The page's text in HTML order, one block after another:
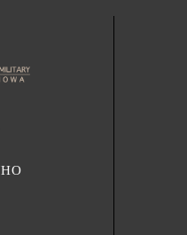
后服务中心（需提前预约）
后服务中心（需提前预约）
后服务中心（需提前预约）
街交叉口萧邦售后服务中
一南路交叉口萧邦售后服务
大道交叉口萧邦售后服务中